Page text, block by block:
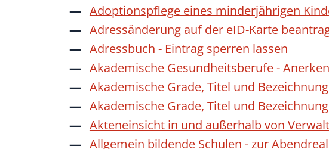
Adoptionspflege eines minderjährigen
Adressänderung auf der eID-Karte
Adressbuch - Eintrag sperren lassen
Akademische Gesundheitsberufe -
Akademische Grade, Titel und
Akademische Grade, Titel und
Akteneinsicht in und außerhalb von
Allgemein bildende Schulen - zur